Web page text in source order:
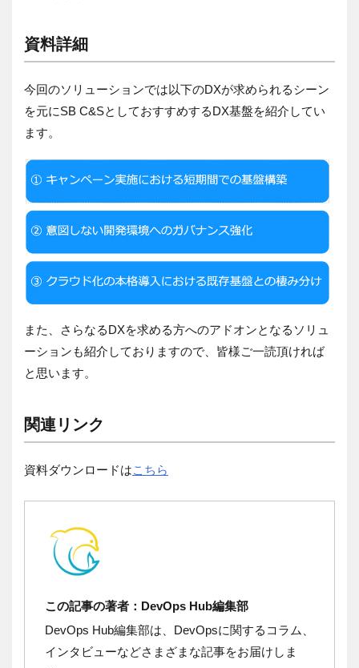
資料詳細
今回のソリューションでは以下のDXが求められるシーン
を元にSB C&SとしておすすめするDX基盤を紹介してい
ます。
また、さらなるDXを求める方へのアドオンとなるソリュ
ーションも紹介しておりますので、皆様ご一読頂ければ
と思います。
関連リンク
資料ダウンロードはこちら
この記事の著者：DevOps Hub編集部
DevOps Hub編集部は、DevOpsに関するコラム、
インタビューなどさまざまな記事をお届けしま